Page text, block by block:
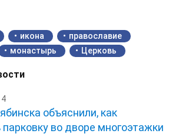
икона
православие
монастырь Церковь
объяснили, как
парковку во дворе многоэтажки